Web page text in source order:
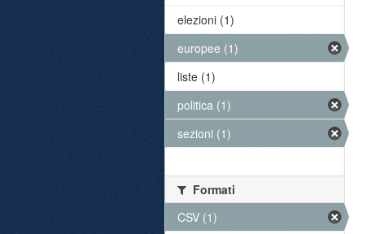
elezioni (1)
europee (1)
liste (1)
politica (1)
sezioni (1)
Formati
CSV (1)